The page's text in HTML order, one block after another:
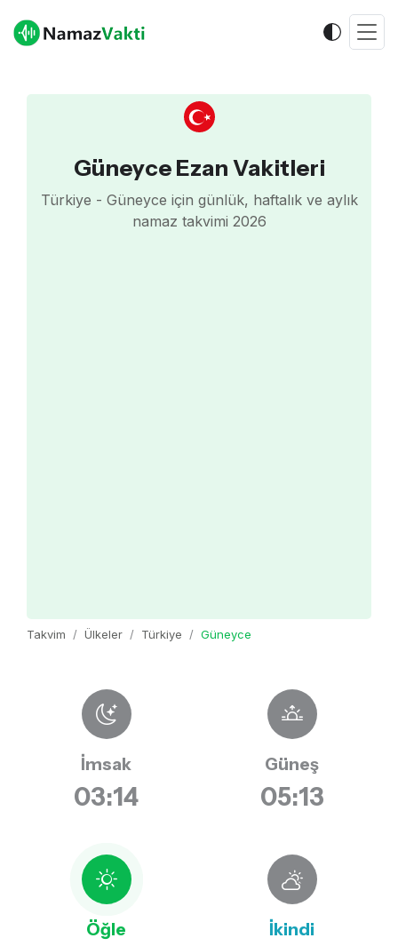
Güneyce Ezan Vakitleri
Türkiye - Güneyce için günlük, haftalık ve aylık
namaz takvimi 2026
Takvim Ülkeler Türkiye Güneyce
İmsak
03:14
Güneş
05:13
Öğle İkindi